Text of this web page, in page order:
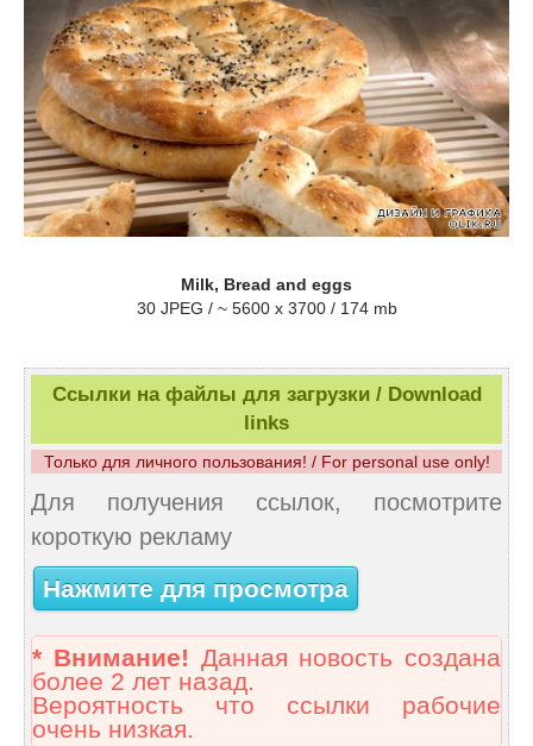
Milk, Bread and eggs
30 JPEG / ~ 5600 x 3700 / 174 mb
Ссылки на файлы для загрузки / Download
links
Только для личного пользования! / For personal use only!
Для получения ссылок, посмотрите
короткую рекламу
Нажмите для просмотра
* Внимание! Данная новость создана
более 2 лет назад.
Вероятность что ссылки рабочие
очень низкая.